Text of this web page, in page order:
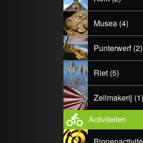
Musea (4)
Punterwerf (2)
Riet (5)
Zeilmakerij (1)